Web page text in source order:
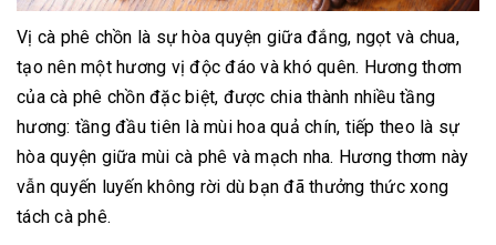
Vị cà phê chồn là sự hòa quyện giữa đắng, ngọt và chua,
tạo nên một hương vị độc đáo và khó quên. Hương thơm
của cà phê chồn đặc biệt, được chia thành nhiều tầng
hương: tầng đầu tiên là mùi hoa quả chín, tiếp theo là sự
hòa quyện giữa mùi cà phê và mạch nha. Hương thơm này
vẫn quyến luyến không rời dù bạn đã thưởng thức xong
tách cà phê.